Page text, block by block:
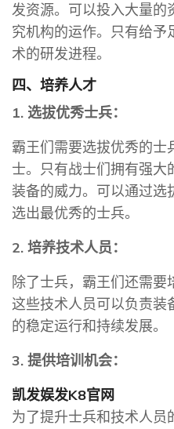
发资源。可以投入大量的
究机构的运作。只有给予
术的研发进程。
四、培养人才
1. 选拔优秀士兵：
霸王们需要选拔优秀的
士。只有战士们拥有强大
装备的威力。可以通过选
选出最优秀的士兵。
2. 培养技术人员：
除了士兵，霸王们还需要
这些技术人员可以负责
的稳定运行和持续发展。
3. 提供培训机会：
凯发娱发K8官网
为了提升士兵和技术人